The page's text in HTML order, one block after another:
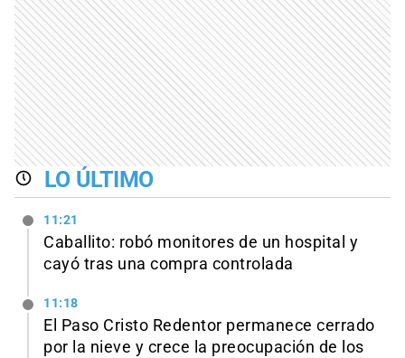
LO ÚLTIMO
11:21
Caballito: robó monitores de un hospital y
cayó tras una compra controlada
11:18
El Paso Cristo Redentor permanece cerrado
por la nieve y crece la preocupación de los